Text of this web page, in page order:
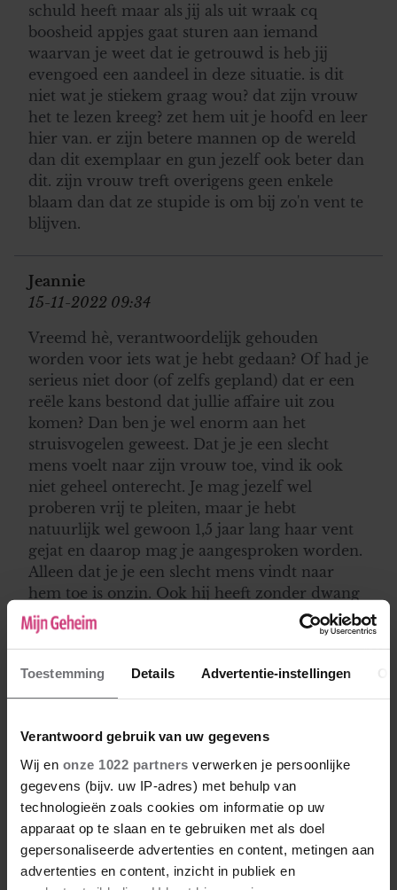
Toestemming Details Advertentie-instellingen
Verantwoord gebruik van uw gegevens
Wij en onze 1022 partners verwerken je persoonlijke
gegevens (bijv. uw IP-adres) met behulp van
technologieën zoals cookies om informatie op uw
apparaat op te slaan en te gebruiken met als doel
gepersonaliseerde advertenties en content, metingen aan
advertenties en content, inzicht in publiek en
schuld heeft maar als jij als uit wraak cq
boosheid appjes gaat sturen aan iemand
waarvan je weet dat ie getrouwd is heb jij
evengoed een aandeel in deze situatie. is dit
niet wat je stiekem graag wou? dat zijn vrouw
het te lezen kreeg? zet hem uit je hoofd en leer
hier van. er zijn betere mannen op de wereld
dan dit exemplaar en gun jezelf ook beter dan
dit. zijn vrouw treft overigens geen enkele
blaam dan dat ze stupide is om bij zo'n vent te
blijven.
Jeannie
15-11-2022 09:34
Vreemd hè, verantwoordelijk gehouden
worden voor iets wat je hebt gedaan? Of had je
serieus niet door (of zelfs gepland) dat er een
reële kans bestond dat jullie affaire uit zou
komen? Dan ben je wel enorm aan het
struisvogelen geweest. Dat je je een slecht
mens voelt naar zijn vrouw toe, vind ik ook
niet geheel onterecht. Je mag jezelf wel
proberen vrij te pleiten, maar je hebt
natuurlijk wel gewoon 1,5 jaar lang haar vent
gejat en daarop mag je aangesproken worden.
Alleen dat je je een slecht mens vindt naar
hem toe is onzin. Ook hij heeft zonder dwang
deelgenomen aan jullie affaire, dus laat zijn
verwijten maar voor wat ze zijn. En verder:
gebonden is of blijf lekker een tijd alleen, ook
niks mis mee. Maar leer hiervan, want dit
Wildebras
04-01-2023 18:20
Beste Rosanna, Wat een lafaard. Hij was hier
toch zelf ook bij? Relatie die over is kan, maar
dan de gevolgen op de ander schuiven is niet